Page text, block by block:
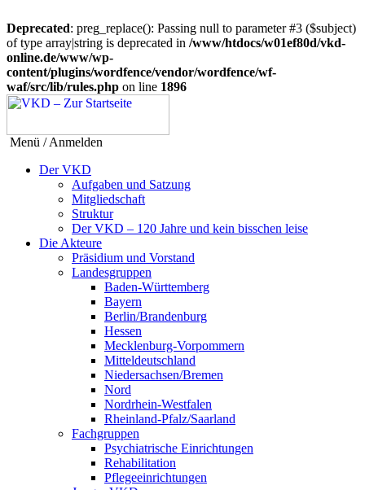
Deprecated: preg_replace(): Passing null to parameter #3 ($subject)
of type array|string is deprecated in /www/htdocs/w01ef80d/vkd-
online.de/www/wp-
content/plugins/wordfence/vendor/wordfence/wf-
waf/src/lib/rules.php on line 1896
Menü / Anmelden
Der VKD
Aufgaben und Satzung
Mitgliedschaft
Struktur
Der VKD – 120 Jahre und kein bisschen leise
Die Akteure
Präsidium und Vorstand
Landesgruppen
Baden-Württemberg
Bayern
Berlin/Brandenburg
Hessen
Mecklenburg-Vorpommern
Mitteldeutschland
Niedersachsen/Bremen
Nord
Nordrhein-Westfalen
Rheinland-Pfalz/Saarland
Fachgruppen
Psychiatrische Einrichtungen
Rehabilitation
Pflegeeinrichtungen